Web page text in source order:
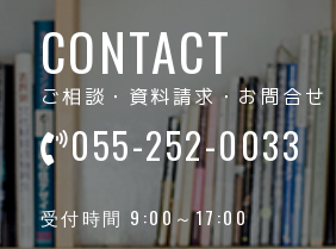
CONTACT
ご相談・資料請求・お問合せ
055-252-0033
受付時間 9:00～17:00